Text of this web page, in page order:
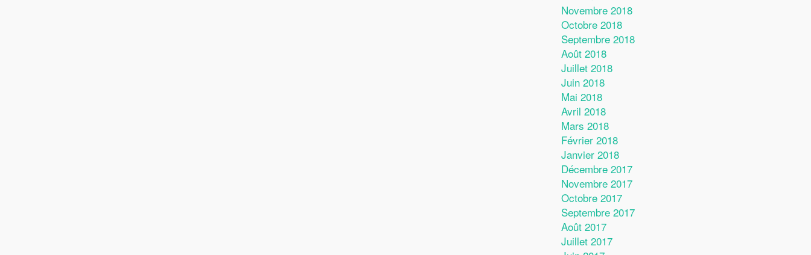
Novembre 2018
Octobre 2018
Septembre 2018
Août 2018
Juillet 2018
Juin 2018
Mai 2018
Avril 2018
Mars 2018
Février 2018
Janvier 2018
Décembre 2017
Novembre 2017
Octobre 2017
Septembre 2017
Août 2017
Juillet 2017